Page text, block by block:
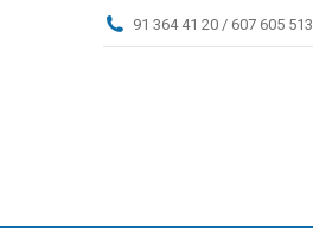
91 364 41 20 / 607 605 513